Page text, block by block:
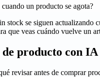
cuando un producto se agota?
stock se siguen actualizando
que veas cuándo vuelve un
producto con IA
revisar antes de comprar